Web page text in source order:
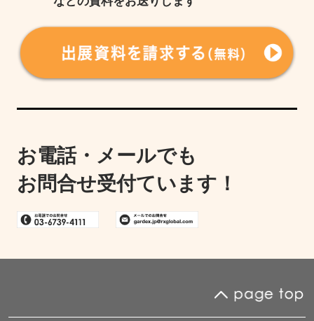
お電話・メールでも
お問合せ受付ています！